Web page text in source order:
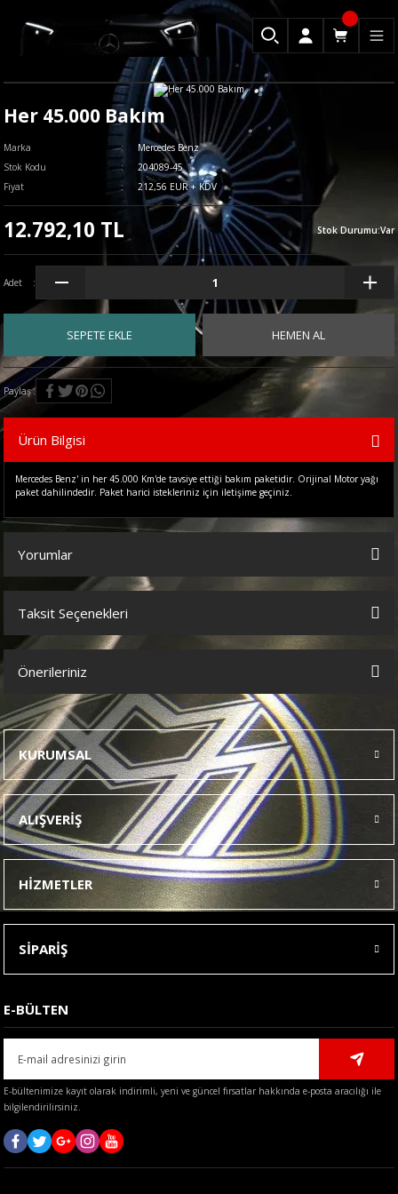
Her 45.000 Bakım
Marka
Mercedes Benz
Stok Kodu
204089-45
Fiyat
212,56 EUR + KDV
12.792,10 TL Stok Durumu:Var
Adet
SEPETE EKLE HEMEN AL
Paylaş
Ürün Bilgisi
Mercedes Benz' in her 45.000 Km'de tavsiye ettiği bakım paketidir. Orijinal Motor yağı
paket dahilindedir. Paket harici istekleriniz için iletişime geçiniz.
Yorumlar
Bu ürüne ilk yorumu siz yapın!
Taksit Seçenekleri
Önerileriniz
Bu ürünün fiyat bilgisi, resim, ürün açıklamalarında ve diğer
konularda yetersiz gördüğünüz noktaları öneri formunu kullanarak
tarafımıza iletebilirsiniz.
Görüş ve önerileriniz için teşekkür ederiz.
Ürün resmi kalitesiz, bozuk veya görüntülenemiyor.
Ürün açıklamasında eksik bilgiler bulunuyor.
Ürün bilgilerinde hatalar bulunuyor.
Ürün fiyatı diğer sitelerden daha pahalı.
Bu ürüne benzer farklı alternatifler olmalı.
Gönder
KURUMSAL
ALIŞVERİŞ
HİZMETLER
SİPARİŞ
E-BÜLTEN
E-bültenimize kayıt olarak indirimli, yeni ve güncel fırsatlar hakkında e-posta aracılığı ile
bilgilendirilirsiniz.